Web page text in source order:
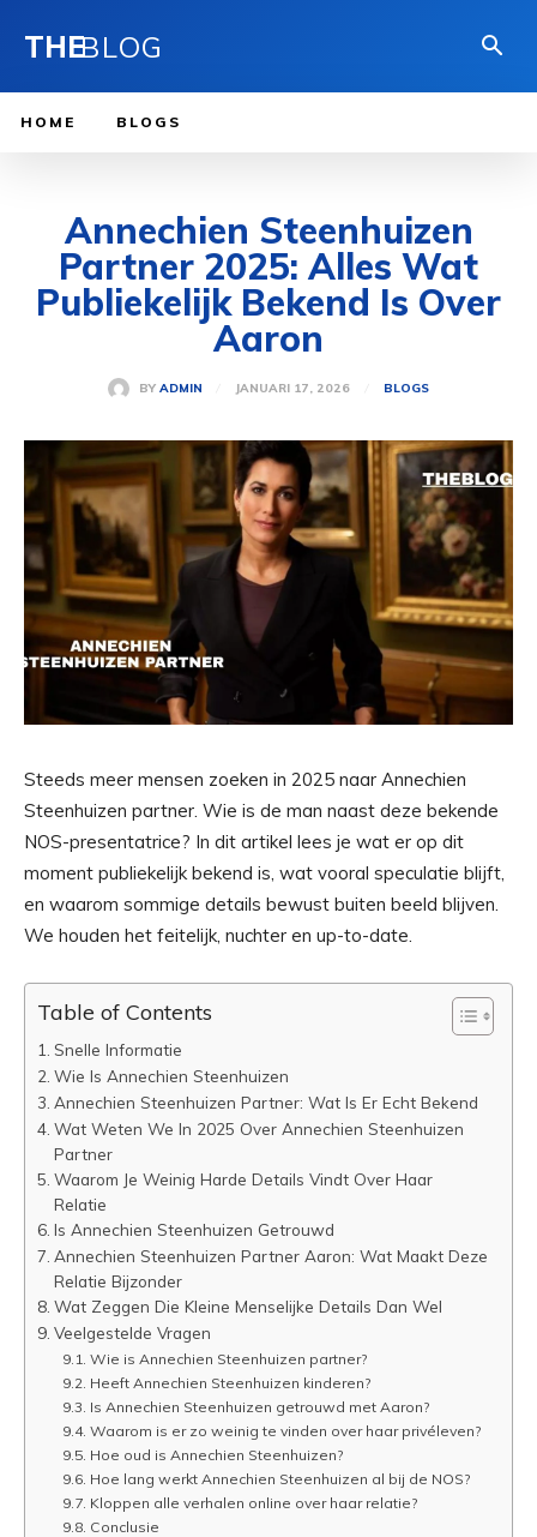
THEBLOG
HOME BLOGS
Annechien Steenhuizen
Partner 2025: Alles Wat
Publiekelijk Bekend Is Over
Aaron
BY ADMIN JANUARI 17, 2026 BLOGS
Steeds meer mensen zoeken in 2025 naar Annechien
Steenhuizen partner. Wie is de man naast deze bekende
NOS-presentatrice? In dit artikel lees je wat er op dit
moment publiekelijk bekend is, wat vooral speculatie blijft,
en waarom sommige details bewust buiten beeld blijven.
We houden het feitelijk, nuchter en up-to-date.
Table of Contents
Snelle Informatie
Wie Is Annechien Steenhuizen
Annechien Steenhuizen Partner: Wat Is Er Echt Bekend
Wat Weten We In 2025 Over Annechien Steenhuizen
Partner
Waarom Je Weinig Harde Details Vindt Over Haar
Relatie
Is Annechien Steenhuizen Getrouwd
Annechien Steenhuizen Partner Aaron: Wat Maakt Deze
Relatie Bijzonder
Wat Zeggen Die Kleine Menselijke Details Dan Wel
Veelgestelde Vragen
Wie is Annechien Steenhuizen partner?
Heeft Annechien Steenhuizen kinderen?
Is Annechien Steenhuizen getrouwd met Aaron?
Waarom is er zo weinig te vinden over haar privéleven?
Hoe oud is Annechien Steenhuizen?
Hoe lang werkt Annechien Steenhuizen al bij de NOS?
Kloppen alle verhalen online over haar relatie?
Conclusie